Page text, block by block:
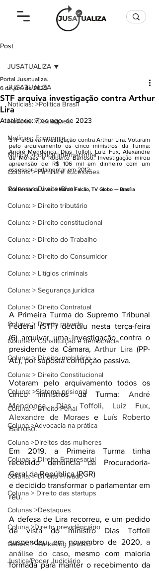
Post
JUSATUALIZA
Notícias: >Politica Brasil
Notícias >Destaques
Notícias: Economia
Notícia >Política Internacional
Coluna: > Família e sucessões
Coluna: > Direito Cível
Coluna: > Direito tributário
Coluna: > Direito constitucional
Coluna: > Direito do Trabalho
Coluna: > Direito do Consumidor
Coluna: > Litígios criminais
Coluna: > Segurança jurídica
Coluna: > Direito Contratual
Coluna: > Direito privado
Coluna: > Constituição e democracia
Coluna: > Direito imobiliário
Coluna: > Direito Constitucional
Coluna: >Sistema prisional
Coluna: > Direito Penal
Coluna >Advocacia na prática
Coluna >Direitos das mulheres
Coluna: > Direito Empresarial
Coluna: > Direito Privado
Coluna > Direito das startups
Colunas >Destaques
Coluna >Direito previdênciário
Coluna > Marketing jurídico
Justiça/Poder Judiciário
JUSATUALIZA
STF arquiva investigação contra Arthur
Lira
Portal Jusatualiza.
6 de jun. de 2023
Atualizado:7 de ago. de 2023
STF arquiva investigação contra Arthur Lira. Votaram
pelo arquivamento os cinco ministros da Turma:
André Mendonça, Dias Toffoli, Luiz Fux, Alexandre
de Moraes e Roberto Barroso. Investigação mirou
apreensão de R$ 106 mil em dinheiro com um
assessor parlamentar em 2012.
Por Fernanda Vivas e Márcio Falcão, TV Globo — Brasília
A Primeira Turma do Supremo Tribunal
Federal (STF) decidiu nesta terça-feira
(6) arquivar uma investigação contra o
presidente da Câmara, Arthur Lira (PP-
AL), por suposta corrupção passiva.
Votaram pelo arquivamento todos os
cinco ministros da Turma: André
Mendonça, Dias Toffoli, Luiz Fux
Alexandre de Moraes e Luís Roberto
Barroso.
Em 2019, a Primeira Turma tinha
recebido denúncia da Procuradoria-
Geral da República (PGR)
e decidido transformar o parlamentar em
réu.
A defesa de Lira recorreu, e um pedido
de vista do ministro Dias Toffoli
suspendeu, em novembro de 2020, a
análise do caso, mesmo com maioria
formada para manter o recebimento da